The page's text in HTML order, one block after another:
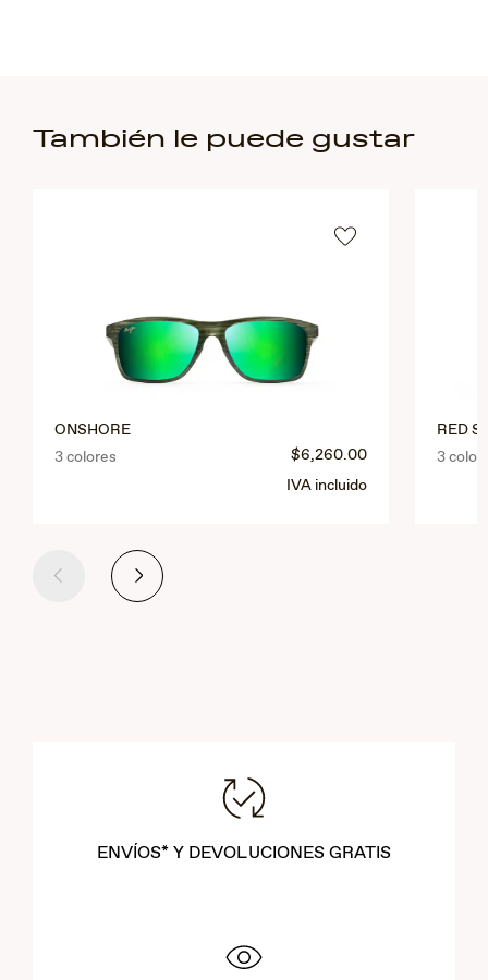
También le puede gustar
ONSHORE
3 colores
$6,260.00
IVA incluido
RED
3
Anterior Siguiente
ENVÍOS* Y DEVOLUCIONES GRATIS